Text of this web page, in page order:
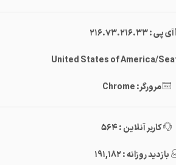
آی پی : 216.73.216.33
مرورگر: Chrome
کاربر آنلاین : 564
بازدید روزانه : 191,182